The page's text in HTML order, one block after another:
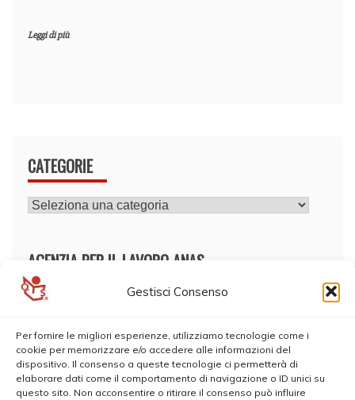
Gestisci Consenso
Per fornire le migliori esperienze, utilizziamo tecnologie come i
cookie per memorizzare e/o accedere alle informazioni del
dispositivo. Il consenso a queste tecnologie ci permetterà di
elaborare dati come il comportamento di navigazione o ID unici su
questo sito. Non acconsentire o ritirare il consenso può influire
Leggi di più
CATEGORIE
CATEGORIE
AGENZIA PER IL LAVORO ANAS